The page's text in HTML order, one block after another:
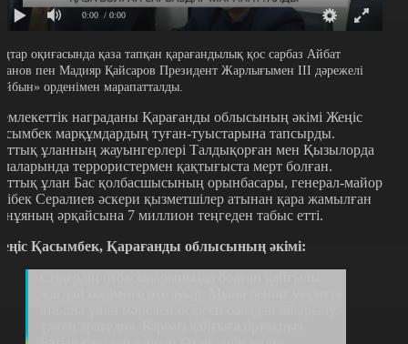
0:00 / 0:00
оқиғасында қаза тапқан қарағандылық қос сарбаз Айбат
пен Мадияр Қайсаров Президент Жарлығымен ІІІ дәрежелі
орденімен марапатталды.
награданы Қарағанды облысының әкімі Жеңіс
марқұмдардың туған-туыстарына тапсырды.
ұланның жауынгерлері Талдықорған мен Қызылорда
террористермен қақтығыста мерт болған.
ұлан Бас қолбасшысының орынбасары, генерал-майор
Сералиев әскери қызметшілер атынан қара жамылған
әрқайсына 7 миллион теңгеден табыс етті.
Қасымбек, Қарағанды облысының әкімі: